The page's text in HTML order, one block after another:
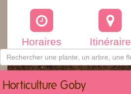
Horaires Itinéraire
Horticulture Goby